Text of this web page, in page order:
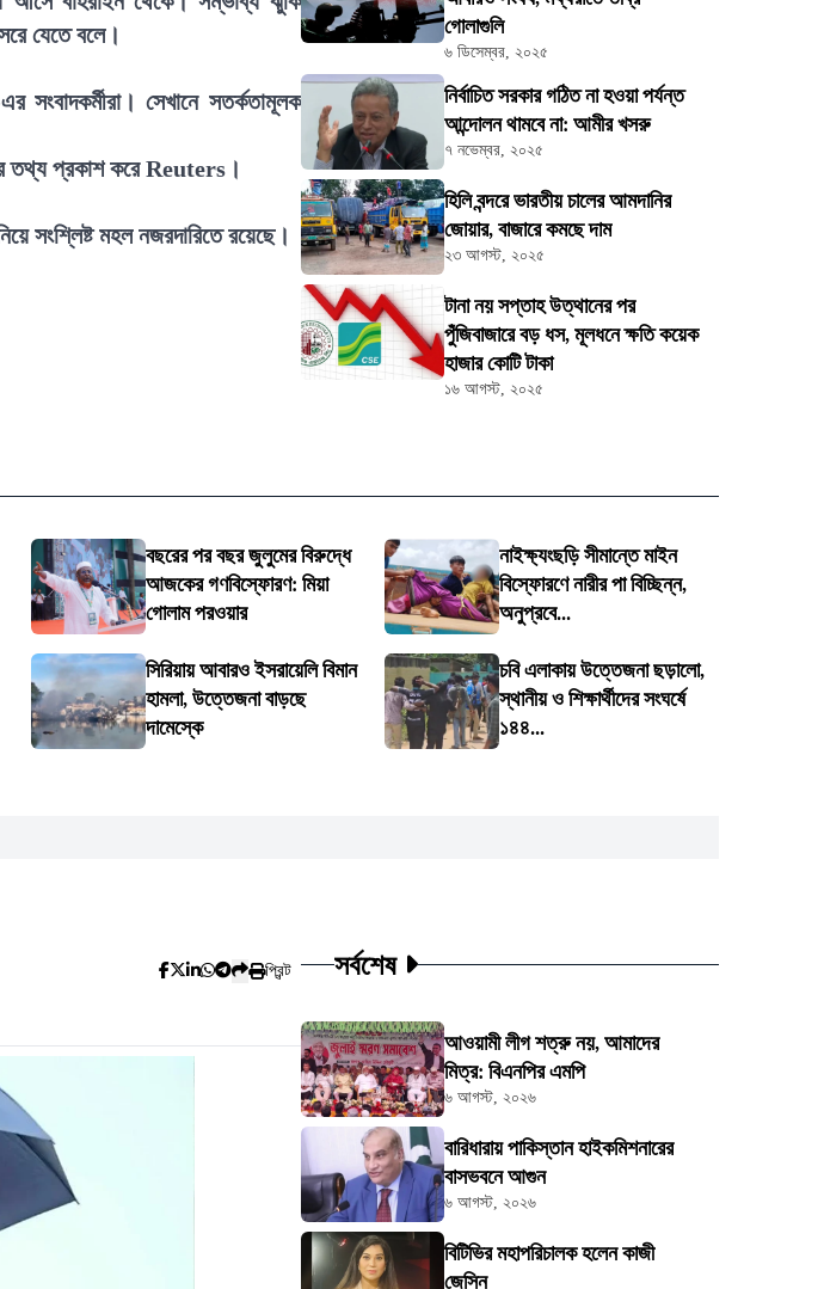
যেতে বলে।
সেখানে সতর্কতামূলক
তথ্য প্রকাশ করে Reuters।
সংশ্লিষ্ট মহল নজরদারিতে রয়েছে।
গোলাগুলি
৬ ডিসেম্বর, ২০২৫
নির্বাচিত সরকার গঠিত না হওয়া পর্যন্ত
আন্দোলন থামবে না: আমীর খসরু
৭ নভেম্বর, ২০২৫
হিলি বন্দরে ভারতীয় চালের আমদানির
জোয়ার, বাজারে কমছে দাম
২৩ আগস্ট, ২০২৫
টানা নয় সপ্তাহ উত্থানের পর
পুঁজিবাজারে বড় ধস, মূলধনে ক্ষতি কয়েক
হাজার কোটি টাকা
১৬ আগস্ট, ২০২৫
বছরের পর বছর জুলুমের বিরুদ্ধে
আজকের গণবিস্ফোরণ: মিয়া
গোলাম পরওয়ার
নাইক্ষ্যংছড়ি সীমান্তে মাইন
বিস্ফোরণে নারীর পা বিচ্ছিন্ন,
অনুপ্রবে...
সিরিয়ায় আবারও ইসরায়েলি বিমান
হামলা, উত্তেজনা বাড়ছে
দামেস্কে
চবি এলাকায় উত্তেজনা ছড়ালো,
স্থানীয় ও শিক্ষার্থীদের সংঘর্ষে
১৪৪...
প্রিন্ট সর্বশেষ
আওয়ামী লীগ শত্রু নয়, আমাদের
মিত্র: বিএনপির এমপি
৬ আগস্ট, ২০২৬
বারিধারায় পাকিস্তান হাইকমিশনারের
বাসভবনে আগুন
৬ আগস্ট, ২০২৬
বিটিভির মহাপরিচালক হলেন কাজী
জেসিন